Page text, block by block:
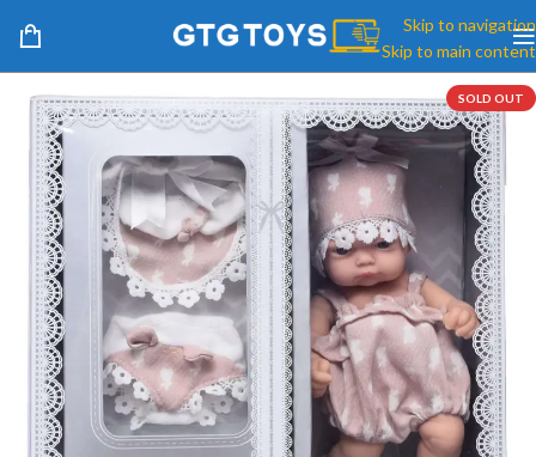
Skip to navigation
Skip to main content
SOLD OUT